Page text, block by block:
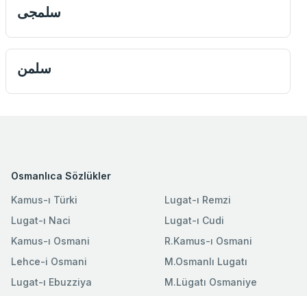
سلمجى
سلمن
Osmanlıca Sözlükler
Kamus-ı Türki
Lugat-ı Naci
Kamus-ı Osmani
Lehce-i Osmani
Lugat-ı Ebuzziya
Lugat-ı Remzi
Lugat-ı Cudi
R.Kamus-ı Osmani
M.Osmanlı Lugatı
M.Lügatı Osmaniye